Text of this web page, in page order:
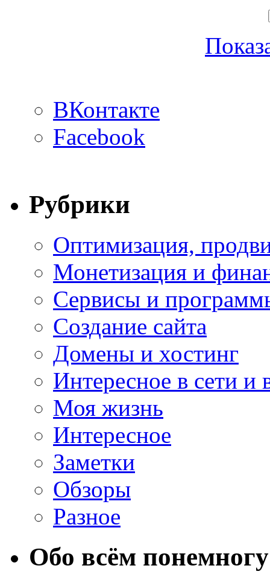
ВКонтакте
Facebook
Рубрики
Оптимизация,
Монетизация и
Сервисы и
Создание сайта
Домены и хостинг
Интересное в сети и
Моя жизнь
Интересное
Заметки
Обзоры
Разное
Обо всём понемногу